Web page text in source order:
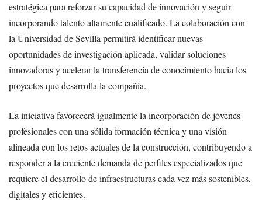
estratégica para reforzar su capacidad de innovación y seguir
incorporando talento altamente cualificado. La colaboración con
la Universidad de Sevilla permitirá identificar nuevas
oportunidades de investigación aplicada, validar soluciones
innovadoras y acelerar la transferencia de conocimiento hacia los
proyectos que desarrolla la compañía.
La iniciativa favorecerá igualmente la incorporación de jóvenes
profesionales con una sólida formación técnica y una visión
alineada con los retos actuales de la construcción, contribuyendo a
responder a la creciente demanda de perfiles especializados que
requiere el desarrollo de infraestructuras cada vez más sostenibles,
digitales y eficientes.